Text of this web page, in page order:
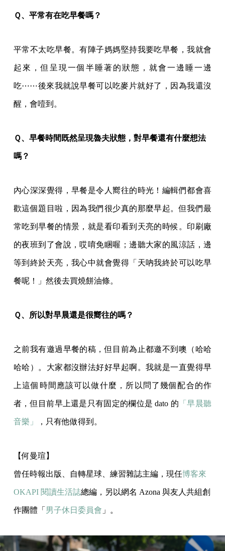
Ｑ、平常有在吃早餐嗎？
平常不太吃早餐。有陣子媽媽堅持我要吃早餐，我就會
起來，但呈現一個半睡著的狀態，就會一邊睡一邊
吃⋯⋯後來我就說早餐可以吃麥片就好了，因為我還沒
醒，會噎到。
Ｑ、早餐時間既然呈現魯夫狀態，對早餐還有什麼想法
嗎？
內心深深覺得，早餐是令人嚮往的時光！編輯們都會喜
歡這個題目啦，因為我們很少真的那麼早起。但我們最
常吃到早餐的情景，就是看印看到天亮的時候。印刷廠
的夜班到了會說，哎唷免睏喔；邊聽大家的風涼話，邊
等到終於天亮，我心中就會覺得「天吶我終於可以吃早
餐呢！」然後去買燒餅油條。
Ｑ、所以對早晨還是很嚮往的嗎？
之前我有邀過早餐的稿，但目前為止都邀不到噢（哈哈
哈哈）。大家都沒辦法好好早起啊。我就是一直覺得早
上這個時間應該可以做什麼，所以問了幾個配合的作
者，但目前早上還是只有固定的欄位是 dato 的 「早晨聽
音樂」 ，只有他做得到。
【何曼瑄】
曾任時報出版、自轉星球、練習雜誌主編，現任博客來
OKAPI 閱讀生活誌總編，另以網名 Azona 與友人共組創
作團體「 男子休日委員會 」。